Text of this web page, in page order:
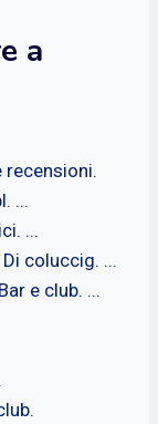
a
recensioni.
...
...
coluccig. ...
e club. ...